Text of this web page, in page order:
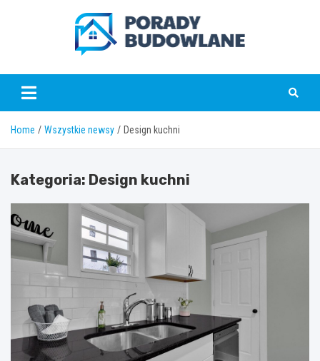
poradybudowlane.pl
Home Wszystkie newsy Design kuchni
Kategoria: Design kuchni